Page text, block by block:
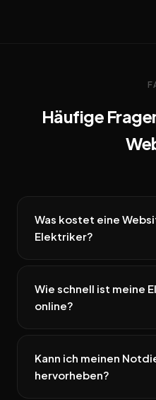
Häufige
Was kostet eine
Elektriker?
Wie schnell ist meine
online?
Kann ich meinen
hervorheben?